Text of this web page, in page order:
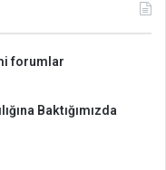
forumlar
Baktığımızda